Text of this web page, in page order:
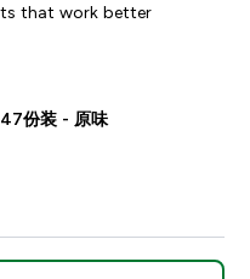
that work better
份装 - 原味